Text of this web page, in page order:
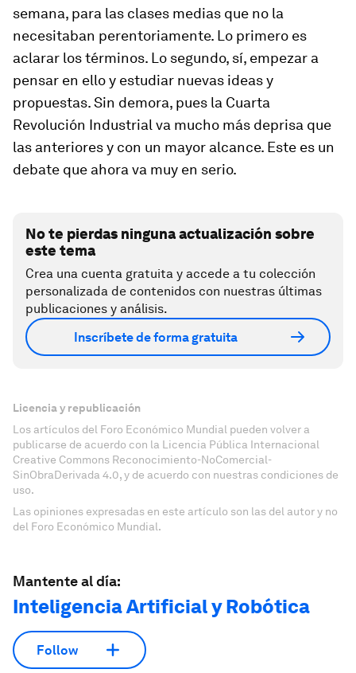
semana, para las clases medias que no la
necesitaban perentoriamente. Lo primero es
aclarar los términos. Lo segundo, sí, empezar a
pensar en ello y estudiar nuevas ideas y
propuestas. Sin demora, pues la Cuarta
Revolución Industrial va mucho más deprisa que
las anteriores y con un mayor alcance. Este es un
debate que ahora va muy en serio.
No te pierdas ninguna actualización sobre
este tema
Crea una cuenta gratuita y accede a tu colección
personalizada de contenidos con nuestras últimas
publicaciones y análisis.
Inscríbete de forma gratuita
Licencia y republicación
Los artículos del Foro Económico Mundial pueden volver a
publicarse de acuerdo con la Licencia Pública Internacional
Creative Commons Reconocimiento-NoComercial-
SinObraDerivada 4.0, y de acuerdo con nuestras condiciones de
uso.
Las opiniones expresadas en este artículo son las del autor y no
del Foro Económico Mundial.
Mantente al día:
Inteligencia Artificial y Robótica
Follow